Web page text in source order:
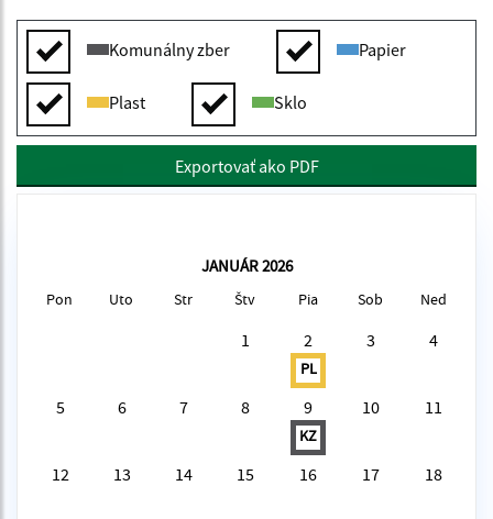
Komunálny zber Papier
Plast Sklo
Exportovať ako PDF
JANUÁR 2026
Pon Uto Str Štv Pia Sob Ned
1 2
PL
3 4
5 6 7 8 9
KZ
10 11
12 13 14 15 16 17 18